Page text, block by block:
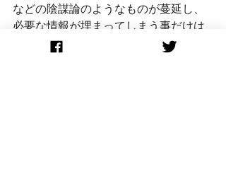
などの陰謀論のようなものが蔓延し、
必要な情報が埋まってしまう事だけは
避けたい。全てはデータ統計と専門家